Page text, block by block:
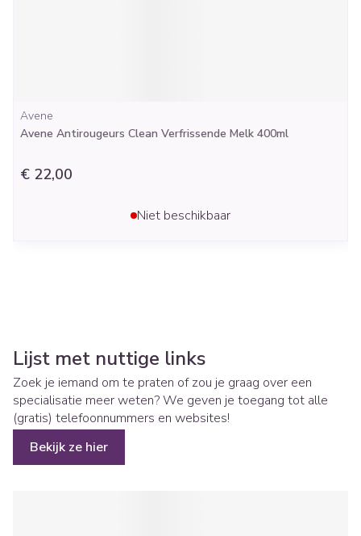
Avene
Avene Antirougeurs Clean Verfrissende Melk 400ml
€ 22,00
Niet beschikbaar
Lijst met nuttige links
Zoek je iemand om te praten of zou je graag over een
specialisatie meer weten? We geven je toegang tot alle
(gratis) telefoonnummers en websites!
Bekijk ze hier